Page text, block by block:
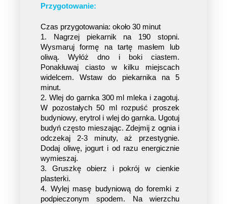
Przygotowanie:
Czas przygotowania: około 30 minut
1. Nagrzej piekarnik na 190 stopni.
Wysmaruj formę na tartę masłem lub
oliwą. Wyłóż dno i boki ciastem.
Ponakłuwaj ciasto w kilku miejscach
widelcem. Wstaw do piekarnika na 5
minut.
2. Wlej do garnka 300 ml mleka i zagotuj.
W pozostałych 50 ml rozpuść proszek
budyniowy, erytrol i wlej do garnka. Ugotuj
budyń często mieszając. Zdejmij z ognia i
odczekaj 2-3 minuty, aż przestygnie.
Dodaj oliwę, jogurt i od razu energicznie
wymieszaj.
3. Gruszkę obierz i pokrój w cienkie
plasterki.
4. Wylej masę budyniową do foremki z
podpieczonym spodem. Na wierzchu